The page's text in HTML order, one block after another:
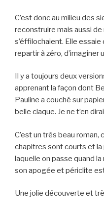
C’est donc au milieu des
reconstruire mais aussi
s’éffilochaient. Elle
repartir à zéro, d’imaginer
Il y a toujours deux
apprenant la façon dont
Pauline a couché sur
belle claque. Je ne t’en
C’est un très beau roman,
chapitres sont courts et
laquelle on passe quand
son apogée et périclite
Une jolie découverte et